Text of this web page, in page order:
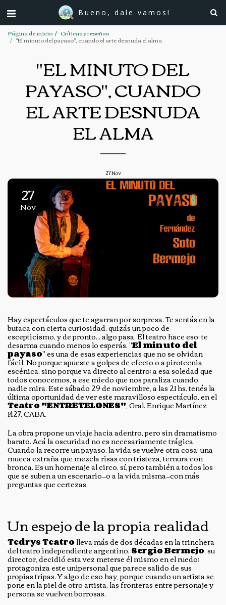
Bueno, dale vamos!
Página de inicio Críticas y reseñas
"El minuto del payaso", cuando el arte desnuda el alma
"EL MINUTO DEL
PAYASO", CUANDO
EL ARTE DESNUDA
EL ALMA
27Nov
27
Nov
Hay espectáculos que te agarran por sorpresa. Te sentás en la
butaca con cierta curiosidad, quizás un poco de
escepticismo, y de pronto... algo pasa. El teatro hace eso: te
desarma cuando menos lo esperás. "El minuto del
payaso" es una de esas experiencias que no se olvidan
fácil. No porque apueste a golpes de efecto o a pirotecnia
escénica, sino porque va directo al centro: a esa soledad que
todos conocemos, a ese miedo que nos paraliza cuando
nadie mira. Este sábado 29 de noviembre, a las 21 hs. tenés la
última oportunidad de ver este maravilloso espectáculo, en el
Teatro "ENTRETELONES", Gral. Enrique Martínez
1427, CABA.
La obra propone un viaje hacia adentro, pero sin dramatismo
barato. Acá la oscuridad no es necesariamente trágica.
Cuando la recorre un payaso, la vida se vuelve otra cosa: una
mueca extraña que mezcla risas con tristeza, ternura con
bronca. Es un homenaje al circo, sí, pero también a todos los
que se suben a un escenario—o a la vida misma—con más
preguntas que certezas.
Un espejo de la propia realidad
Tedrys Teatrolleva más de dos décadas en la trinchera
del teatro independiente argentino.Sergio Bermejo, su
director, decidió esta vez meterse él mismo en el ruedo:
protagoniza este unipersonal que parece salido de sus
propias tripas. Y algo de eso hay, porque cuando un artista se
pone en la piel de otro artista, las fronteras entre personaje y
persona se vuelven borrosas.